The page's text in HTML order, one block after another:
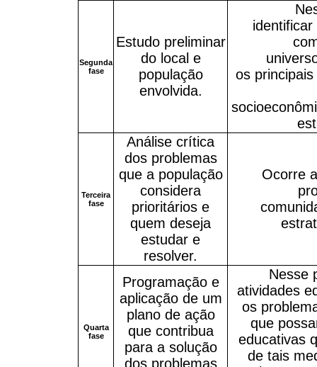
Segunda
fase
Estudo preliminar
do local e
população
envolvida.
os
Terceira
fase
Análise crítica
dos problemas
que a população
considera
prioritários e
quem deseja
estudar e
resolver.
Ocorre
Quarta
fase
Programação e
aplicação de um
plano de ação
que contribua
para a solução
dos problemas
Nesse
atividades
os
que
educativas
de tais